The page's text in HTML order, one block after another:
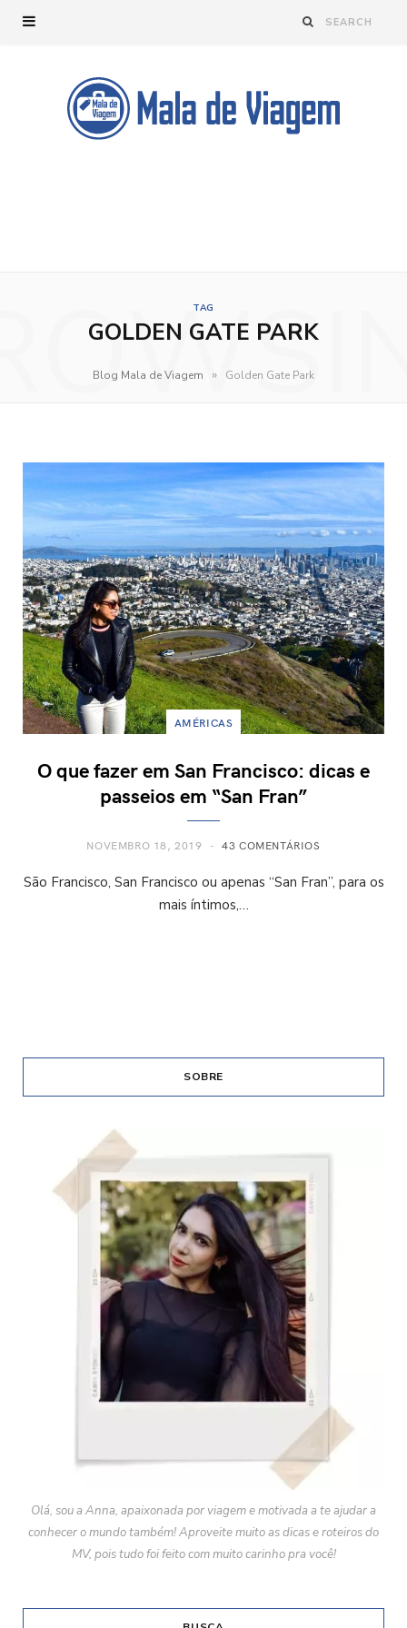
TAG
GOLDEN GATE PARK
Blog Mala de Viagem » Golden Gate Park
AMÉRICAS
O que fazer em San Francisco: dicas e
passeios em “San Fran”
NOVEMBRO 18, 2019 43 COMENTÁRIOS
São Francisco, San Francisco ou apenas “San Fran”, para os
mais íntimos,…
SOBRE
Olá, sou a Anna, apaixonada por viagem e motivada a te ajudar a
conhecer o mundo também! Aproveite muito as dicas e roteiros do
MV, pois tudo foi feito com muito carinho pra você!